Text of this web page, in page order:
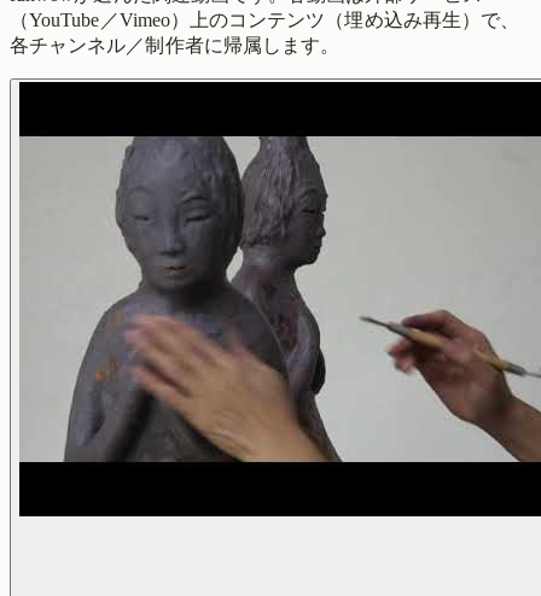
（YouTube／Vimeo）上のコンテンツ（埋め込み再生）で、
各チャンネル／制作者に帰属します。